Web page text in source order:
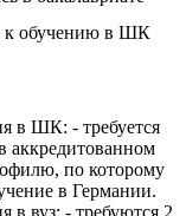
к обучению в ШК
в ШК: - требуется
аккредитованном
по которому
в Германии.
в вуз: - требуются 2